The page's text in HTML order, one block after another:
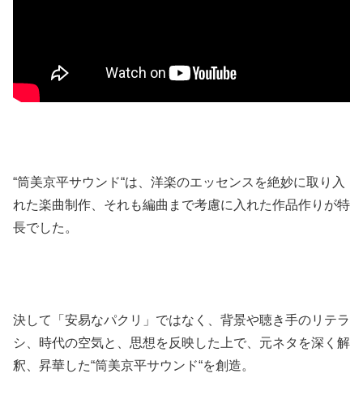
“筒美京平サウンド“は、洋楽のエッセンスを絶妙に取り入
れた楽曲制作、それも編曲まで考慮に入れた作品作りが特
長でした。
決して「安易なパクリ」ではなく、背景や聴き手のリテラ
シ、時代の空気と、思想を反映した上で、元ネタを深く解
釈、昇華した“筒美京平サウンド“を創造。